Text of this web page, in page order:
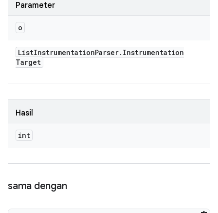
Parameter
o
ListInstrumentationParser. Instrumentation
Target
Hasil
int
sama dengan